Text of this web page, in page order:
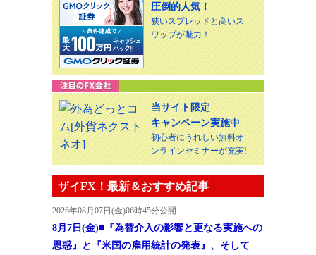
圧倒的人気！
狭いスプレッドと高いス
ワップが魅力！
当サイト限定
キャンペーン実施中
初心者にうれしい無料オ
ンラインセミナーが充実!
ザイFX！最新＆おすすめ記事
2026年08月07日(金)06時45分公開
8月7日(金)■『為替介入の影響と更なる実施への
思惑』と『米国の雇用統計の発表』、そして